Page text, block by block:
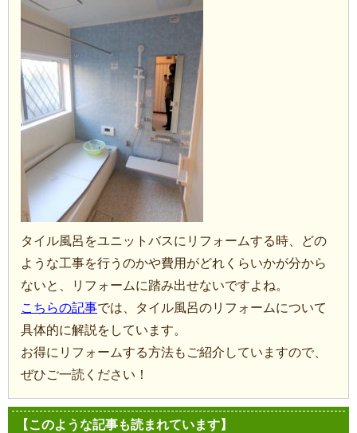
タイル風呂をユニットバスにリフォームする時、どの
ような工事を行うのかや費用がどれくらいかが分から
ないと、リフォームに踏み出せないですよね。
こちらの記事では、タイル風呂のリフォームについて
具体的に解説をしています。
お得にリフォームする方法もご紹介していますので、
ぜひご一読ください！
【このような記事も読まれています】